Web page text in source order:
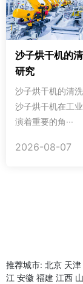
沙子烘干机的
研究
沙子烘干机的清
沙子烘干机在工
演着重要的角···
2026-08-07
推荐城市: 北京 天津
江 安徽 福建 江西